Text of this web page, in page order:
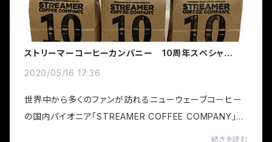
ストリーマーコーヒーカンパニー 10周年スペシャル３
2020/05/16 17:36
世界中から多くのファンが訪れるニューウェーブコーヒー
の国内パイオニア「STREAMER COFFEE COMPANY」今
年で10周年を迎えました。そして、その感謝の意味もこめて
続きを読む